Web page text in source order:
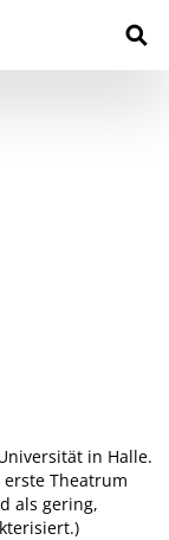
in Halle.
Theatrum
als gering,